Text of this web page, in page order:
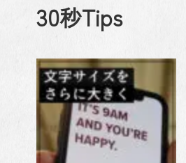
30秒Tips